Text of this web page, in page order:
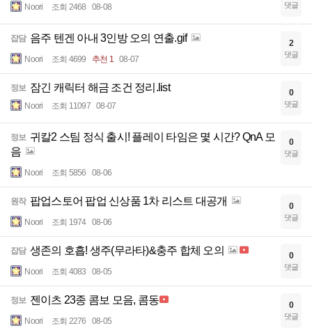
Noori 조회 2468 08-08 댓글
잡담 음주 텐겐 아내 3인방 오의 연출.gif
Noori 조회 4699 추천 1 08-07
2
댓글
정보 잠긴 캐릭터 해금 조건 정리.list
Noori 조회 11097 08-07
0
댓글
정보 귀칼2 스팀 정식 출시! 플레이 타임은 몇 시간? QnA 모
음
Noori 조회 5856 08-06
0
댓글
원작 팝업스토어 팝업 신상품 1차 리스트 대공개
Noori 조회 1974 08-06
0
댓글
잡담 생존의 호흡! 생주(무라타)&충주 합체 오의
Noori 조회 4083 08-05
0
댓글
정보 젠이츠 23종 콤보 모음, 콤동
Noori 조회 2276 08-05
0
댓글